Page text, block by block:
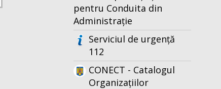
pentru Conduita din
Administrație
Serviciul de urgență
112
CONECT - Catalogul
Organizațiilor